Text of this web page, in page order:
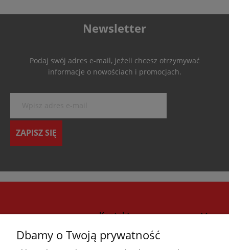
Newsletter
Podaj swój adres e-mail, jeżeli chcesz otrzymywać
informacje o nowościach i promocjach.
ZAPISZ SIĘ
Strefa klienta
Kontakt
Dbamy o Twoją prywatność